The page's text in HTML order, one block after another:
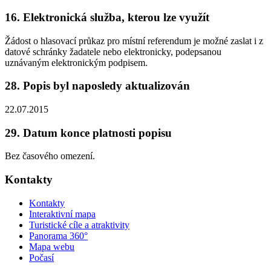
16. Elektronická služba, kterou lze využít
Žádost o hlasovací průkaz pro místní referendum je možné zaslat i z
datové schránky žadatele nebo elektronicky, podepsanou
uznávaným elektronickým podpisem.
28. Popis byl naposledy aktualizován
22.07.2015
29. Datum konce platnosti popisu
Bez časového omezení.
Kontakty
Kontakty
Interaktivní mapa
Turistické cíle a atraktivity
Panorama 360°
Mapa webu
Počasí